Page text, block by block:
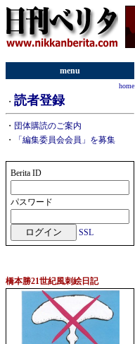
menu
home
・ 読者登録
・ 団体購読のご案内
・
「編集委員会会員」を募集
Berita ID
パスワード
SSL
橋本勝21世紀風刺絵日記